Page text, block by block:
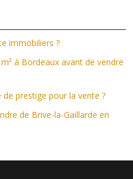
immobiliers ?
à Bordeaux avant de vendre
prestige pour la vente ?
de Brive-la-Gaillarde en